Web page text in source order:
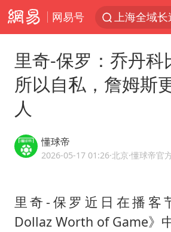
网易号
王艺迪无
2025年小
里奇-保罗：乔丹科
所以自私，詹姆斯
人
懂球帝
2026-05-17 01:26·北京
里奇-保罗近日在播客
Dollaz Worth of Game》